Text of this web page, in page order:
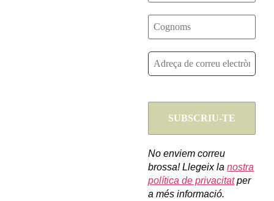
No enviem correu
brossa! Llegeix lanostra
política de privacitatper
a més informació.